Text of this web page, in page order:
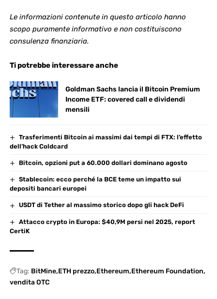
Le informazioni contenute in questo articolo hanno
scopo puramente informativo e non costituiscono
consulenza finanziaria.
Ti potrebbe interessare anche
Goldman Sachs lancia il Bitcoin Premium
Income ETF: covered call e dividendi
mensili
Trasferimenti Bitcoin ai massimi dai tempi di FTX: l’effetto
dell’hack Coldcard
Bitcoin, opzioni put a 60.000 dollari dominano agosto
Stablecoin: ecco perché la BCE teme un impatto sui
depositi bancari europei
USDT di Tether al massimo storico dopo gli hack DeFi
Attacco crypto in Europa: $40,9M persi nel 2025, report
CertiK
Tag: BitMine ETH prezzo Ethereum Ethereum Foundation
vendita OTC